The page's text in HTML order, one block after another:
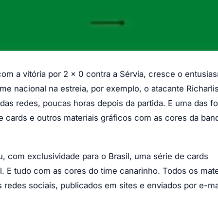
a vitória por 2 x 0 contra a Sérvia, cresce o
nacional na estreia, por exemplo, o atacante
redes, poucas horas depois da partida. E uma das
e outros materiais gráficos com as cores da
com exclusividade para o Brasil, uma série de cards
tudo com as cores do time canarinho. Todos os
sociais, publicados em sites e enviados por e-